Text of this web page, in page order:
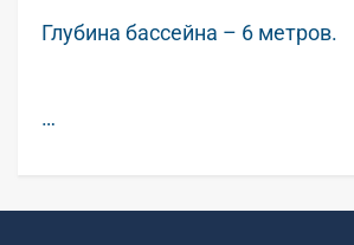
Глубина бассейна – 6 метров.
…